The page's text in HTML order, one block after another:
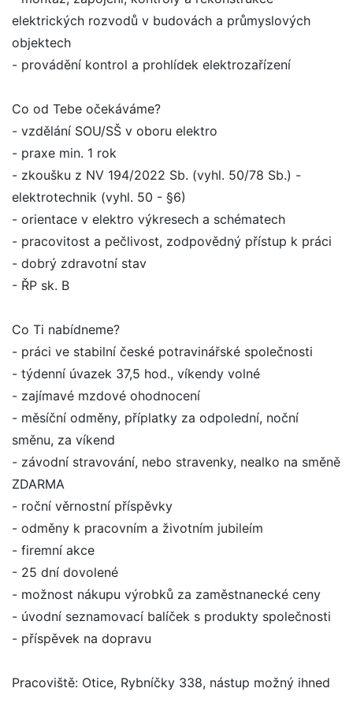
elektrických rozvodů v budovách a průmyslových
objektech
- provádění kontrol a prohlídek elektrozařízení
Co od Tebe očekáváme?
- vzdělání SOU/SŠ v oboru elektro
- praxe min. 1 rok
- zkoušku z NV 194/2022 Sb. (vyhl. 50/78 Sb.) -
elektrotechnik (vyhl. 50 - §6)
- orientace v elektro výkresech a schématech
- pracovitost a pečlivost, zodpovědný přístup k práci
- dobrý zdravotní stav
- ŘP sk. B
Co Ti nabídneme?
- práci ve stabilní české potravinářské společnosti
- týdenní úvazek 37,5 hod., víkendy volné
- zajímavé mzdové ohodnocení
- měsíční odměny, příplatky za odpolední, noční
směnu, za víkend
- závodní stravování, nebo stravenky, nealko na směně
ZDARMA
- roční věrnostní příspěvky
- odměny k pracovním a životním jubileím
- firemní akce
- 25 dní dovolené
- možnost nákupu výrobků za zaměstnanecké ceny
- úvodní seznamovací balíček s produkty společnosti
- příspěvek na dopravu
Pracoviště: Otice, Rybníčky 338, nástup možný ihned